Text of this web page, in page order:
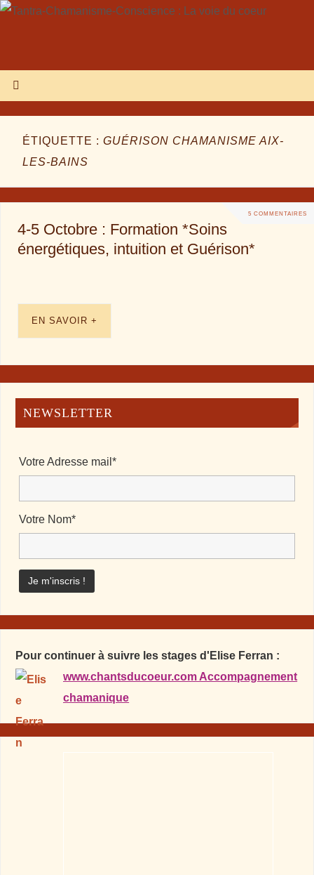
ÉTIQUETTE : GUÉRISON CHAMANISME AIX-
LES-BAINS
5 COMMENTAIRES
4-5 Octobre : Formation *Soins
énergétiques, intuition et Guérison*
EN SAVOIR +
NEWSLETTER
Votre Adresse mail*
Votre Nom*
Pour continuer à suivre les stages d'Elise Ferran :
www.chantsducoeur.com Accompagnement
chamanique